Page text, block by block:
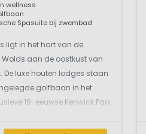
wellness
Spasuite bij zwembad
ligt in het hart van de
aan de oostkust van
De luxe houten lodges staan
golfbaan in het
19-eeuwse Kenwick Park
Van spetteren in het